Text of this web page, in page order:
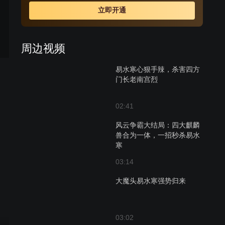
她疯狂报复，欲夺四方门的四块麒麟玉，以寻宝藏复兴大
元。云妃为得到麒麟玉，结合易水寒等人，杀死南宫烈、
门的北堂墨倾力拼杀。啸天却铙幸没死，并在狱中和深洞
的啸天倾慕有加，与之生死相随。
立即开通
周边视频
易水寒心狠手辣，杀害四方
门长老南宫烈
02:41
风云争霸大结局：四大麒麟
兽合为一体，一招秒杀易水
寒
03:14
大魔头易水寒强势归来
03:02